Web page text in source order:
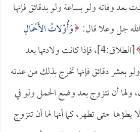
وفاته ولو بساعة ولو بدقائق فإنها
جل وعلا قال: وَأُوْلاتُ الأَحْمَالِ
[الطلاق:4]، فإذا كانت ولادتها بعد
بعشر دقائق فإنها تخرج بذلك من عدته
ولها أن تتزوج بعد وضع الحمل ولو في
حتى تطهر، كما أنها لها أن تتزوج